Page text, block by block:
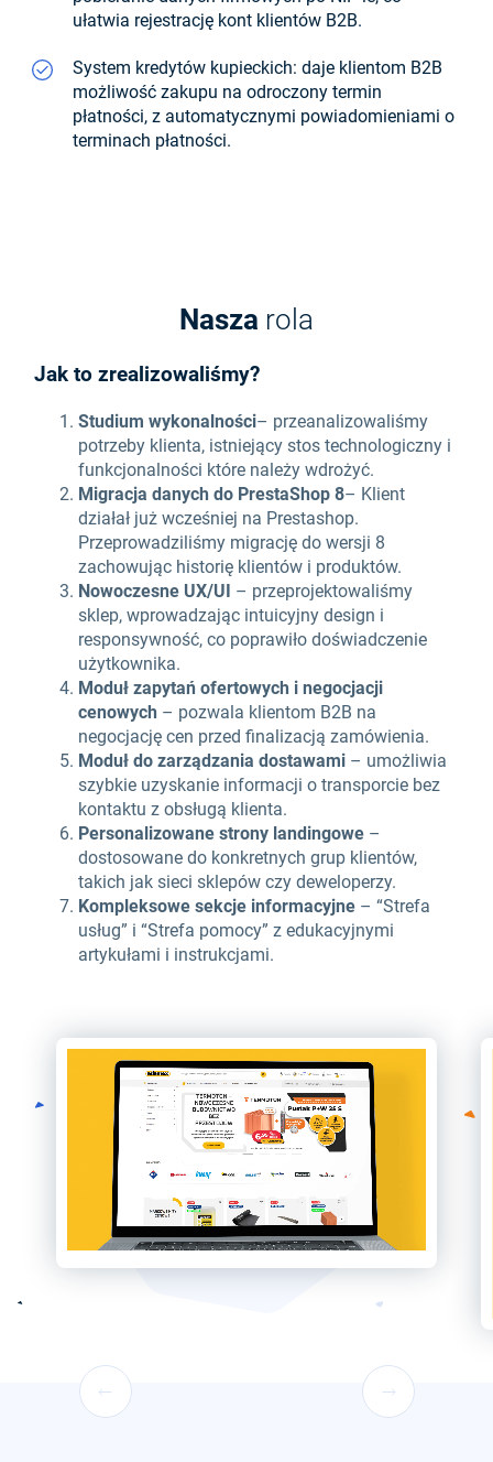
ułatwia rejestrację kont klientów B2B.
System kredytów kupieckich: daje klientom B2B
możliwość zakupu na odroczony termin
płatności, z automatycznymi powiadomieniami o
terminach płatności.
Nasza rola
Jak to zrealizowaliśmy?
Studium wykonalności– przeanalizowaliśmy
potrzeby klienta, istniejący stos technologiczny i
funkcjonalności które należy wdrożyć.
Migracja danych do PrestaShop 8– Klient
działał już wcześniej na Prestashop.
Przeprowadziliśmy migrację do wersji 8
zachowując historię klientów i produktów.
Nowoczesne UX/UI – przeprojektowaliśmy
sklep, wprowadzając intuicyjny design i
responsywność, co poprawiło doświadczenie
użytkownika.
Moduł zapytań ofertowych i negocjacji
cenowych – pozwala klientom B2B na
negocjację cen przed finalizacją zamówienia.
Moduł do zarządzania dostawami – umożliwia
szybkie uzyskanie informacji o transporcie bez
kontaktu z obsługą klienta.
Personalizowane strony landingowe –
dostosowane do konkretnych grup klientów,
takich jak sieci sklepów czy deweloperzy.
Kompleksowe sekcje informacyjne – “Strefa
usług” i “Strefa pomocy” z edukacyjnymi
artykułami i instrukcjami.